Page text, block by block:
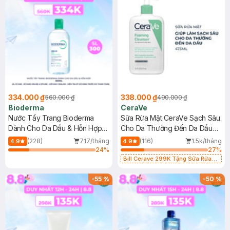
334.000 ₫560.000 ₫
Bioderma
Nước Tẩy Trang Bioderma
Dành Cho Da Dầu & Hỗn Hợp
500ml
4.9 (228)
717/tháng
24%
338.000 ₫490.000 ₫
CeraVe
Sữa Rửa Mặt CeraVe Sạch Sâu
Cho Da Thường Đến Da Dầu
473ml
4.9 (116)
1.5k/tháng
27%
Bill Cerave 299K Tặng Sữa Rửa
-55% -50%